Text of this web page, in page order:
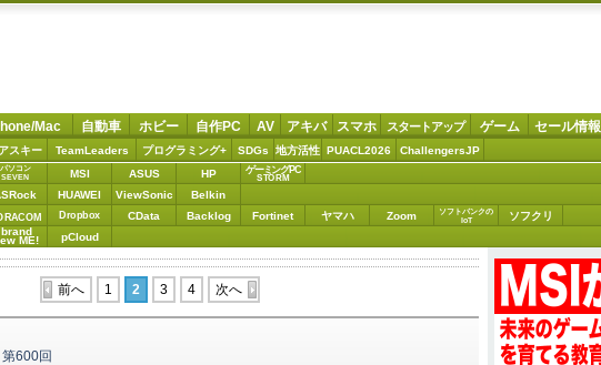
Mac 自動車 ホビー 自作PC AV アキバ スマホ スタートアップ ゲーム セール情報
スキー TeamLeaders プログラミング+ SDGs 地方活性 PUACL2026 ChallengersJP
パソコン
SEVEN
MSI ASUS HP ゲーミングPC
STORM
HUAWEI ViewSonic Belkin
Dropbox CData Backlog Fortinet ヤマハ Zoom
ソフトバンクの
IoT
ソフクリ
brand
ME! pCloud
前へ 1 2 3 4 次へ
第600回